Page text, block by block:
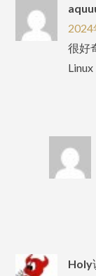
2024
很好
Holy